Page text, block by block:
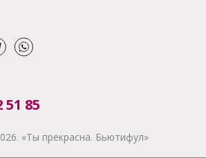
51 85
«Ты прекрасна. Бьютифул»